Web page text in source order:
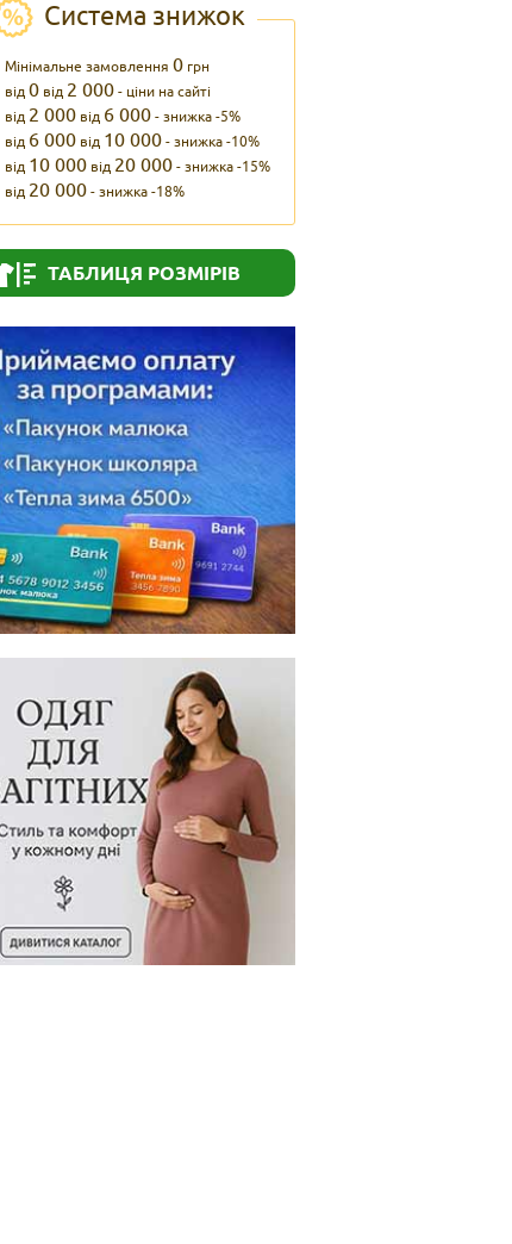
Система знижок
Мінімальне замовлення 0 грн
від0 від 2 000- ціни на сайті
від 2 000 від 6 000- знижка -5%
від 6 000 від 10 000- знижка -10%
від 10 000 від 20 000- знижка -15%
від 20 000- знижка -18%
ТАБЛИЦЯ РОЗМІРІВ